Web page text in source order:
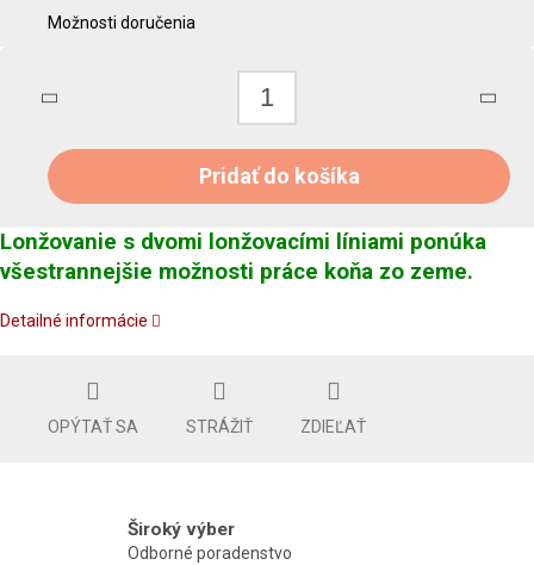
Možnosti doručenia
Pridať do košíka
Lonžovanie s dvomi lonžovacími líniami ponúka
všestrannejšie možnosti práce koňa zo zeme.
Detailné informácie
OPÝTAŤ SA STRÁŽIŤ ZDIEĽAŤ
Široký výber
Odborné poradenstvo